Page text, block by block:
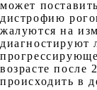
может
дистрофию
жалуются на
диагностируют
возрасте после
происходить в